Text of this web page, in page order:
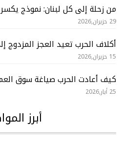
من زحلة إلى كل لبنان: نموذج يكسر
29 حزيران,2026
أكلاف الحرب تعيد العجز
15 حزيران,2026
كيف أعادت الحرب صياغة سوق
25 أيار,2026
أبرز